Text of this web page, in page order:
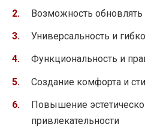
Возможность обновлять
Универсальность и
Функциональность и
Создание комфорта и
Повышение
привлекательности